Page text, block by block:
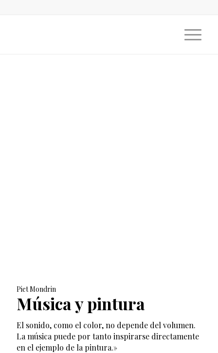
Piet Mondrin
Música y pintura
El sonido, como el color, no depende del volumen.
La música puede por tanto inspirarse directamente
en el ejemplo de la pintura.»